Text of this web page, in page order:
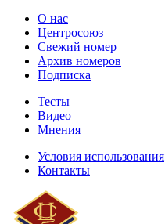
О нас
Центросоюз
Свежий номер
Архив номеров
Подписка
Тесты
Видео
Мнения
Условия использования
Контакты